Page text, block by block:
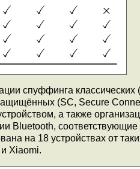
спуффинга классических
(SC, Secure
а также
Bluetooth,
на 18 устройствах от
Xiaomi.